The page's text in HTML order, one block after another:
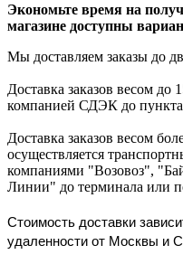
Экономьте время на
магазине доступны
Мы доставляем заказы до
Доставка заказов весом до
компанией СДЭК до пункта
Доставка заказов весом
осуществляется
компаниями "Возовоз",
Линии" до терминала или
Стоимость доставки
удаленности от Москвы и